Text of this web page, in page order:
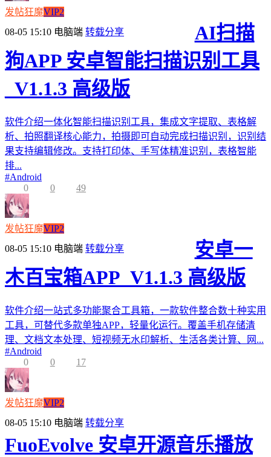
发帖狂魔VIP2
08-05 15:10 电脑端 转载分享
AI扫描
狗APP 安卓智能扫描识别工具
_V1.1.3 高级版
软件介绍一体化智能扫描识别工具，集成文字提取、表格解
析、拍照翻译核心能力，拍摄即可自动完成扫描识别，识别结
果支持编辑修改。支持打印体、手写体精准识别，表格智能
排...
#Android
0
0 49
发帖狂魔VIP2
08-05 15:10 电脑端 转载分享
安卓一
木百宝箱APP_V1.1.3 高级版
软件介绍一站式多功能聚合工具箱，一款软件整合数十种实用
工具，可替代多款单独APP，轻量化运行。覆盖手机存储清
理、文档文本处理、短视频无水印解析、生活各类计算、网...
#Android
0
0 17
发帖狂魔VIP2
08-05 15:10 电脑端 转载分享
FuoEvolve 安卓开源音乐播放